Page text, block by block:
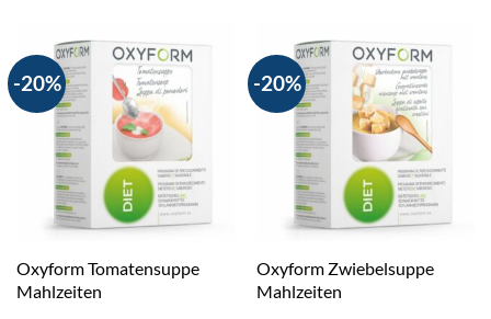
-20%
Oxyform Tomatensuppe
Mahlzeiten
-20%
Oxyform Zwiebelsuppe
Mahlzeiten